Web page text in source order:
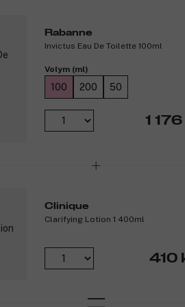
Rabanne
Invictus Eau De Toilette 100ml
Volym (ml)
100 200 50
1
Clinique
Clarifying Lotion 1 400ml
410